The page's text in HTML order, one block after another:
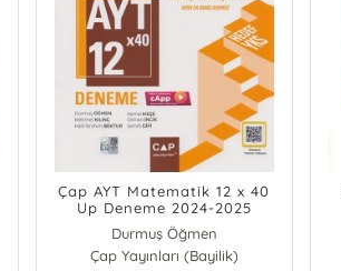
Çap AYT Matematik 12 x 40
Up Deneme 2024-2025
Durmuş Öğmen
Mehmet Kılınç
Çap Yayınları (Bayilik)